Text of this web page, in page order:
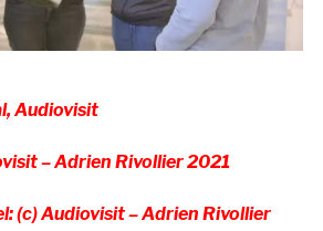
Audiovisit
– Adrien Rivollier 2021
(c) Audiovisit – Adrien Rivollier